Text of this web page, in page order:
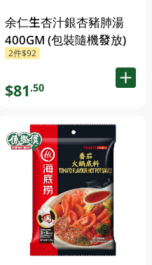
余仁生杏汁銀杏豬肺湯
400GM (包裝隨機發放)
2件$92
$81.50